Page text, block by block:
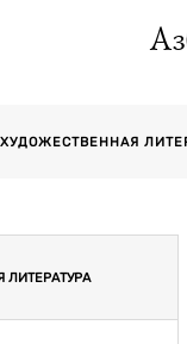
ХУДОЖЕСТВЕННАЯ
ЛИТЕРАТУРА